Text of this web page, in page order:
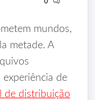
mundos,
metade. A
de
de distribuição